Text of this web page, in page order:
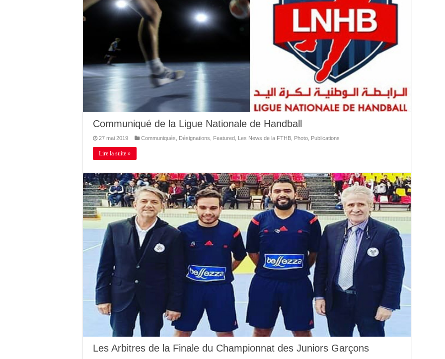
Communiqué de la Ligue Nationale de Handball
27 mai 2019 Communiqués Désignations Featured Les News de la FTHB Photo Publications
Lire la suite »
Les Arbitres de la Finale du Championnat des Juniors Garçons